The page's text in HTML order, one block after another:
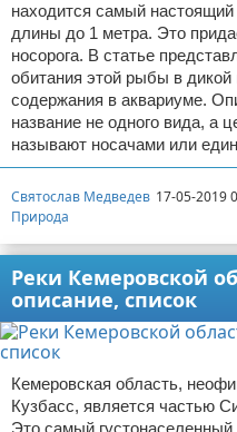
находится самый настоящий
длины до 1 метра. Это
носорога. В статье
обитания этой рыбы в
содержания в аквариуме.
название не одного вида, а
называют носачами или
Святослав Медведев 17-05-2019
Природа
Реки Кемеровской
описание, список
Кемеровская область,
Кузбасс, является частью
Это самый густонаселенный